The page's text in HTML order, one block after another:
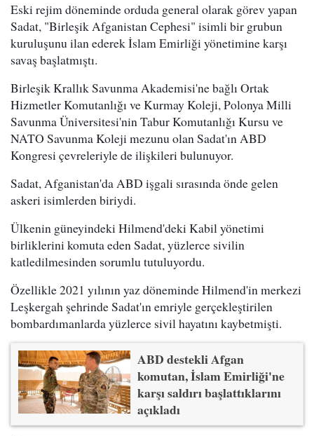
Eski rejim döneminde orduda general olarak görev yapan
Sadat, "Birleşik Afganistan Cephesi" isimli bir grubun
kuruluşunu ilan ederek İslam Emirliği yönetimine karşı
savaş başlatmıştı.
Birleşik Krallık Savunma Akademisi'ne bağlı Ortak
Hizmetler Komutanlığı ve Kurmay Koleji, Polonya Milli
Savunma Üniversitesi'nin Tabur Komutanlığı Kursu ve
NATO Savunma Koleji mezunu olan Sadat'ın ABD
Kongresi çevreleriyle de ilişkileri bulunuyor.
Sadat, Afganistan'da ABD işgali sırasında önde gelen
askeri isimlerden biriydi.
Ülkenin güneyindeki Hilmend'deki Kabil yönetimi
birliklerini komuta eden Sadat, yüzlerce sivilin
katledilmesinden sorumlu tutuluyordu.
Özellikle 2021 yılının yaz döneminde Hilmend'in merkezi
Leşkergah şehrinde Sadat'ın emriyle gerçekleştirilen
bombardımanlarda yüzlerce sivil hayatını kaybetmişti.
ABD destekli Afgan
komutan, İslam Emirliği'ne
karşı saldırı başlattıklarını
açıkladı